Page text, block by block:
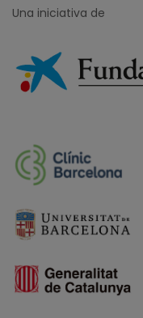
Una iniciativa de